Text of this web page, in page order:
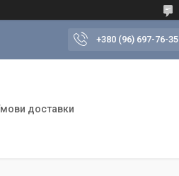
+380 (96) 697-76-35
доставки